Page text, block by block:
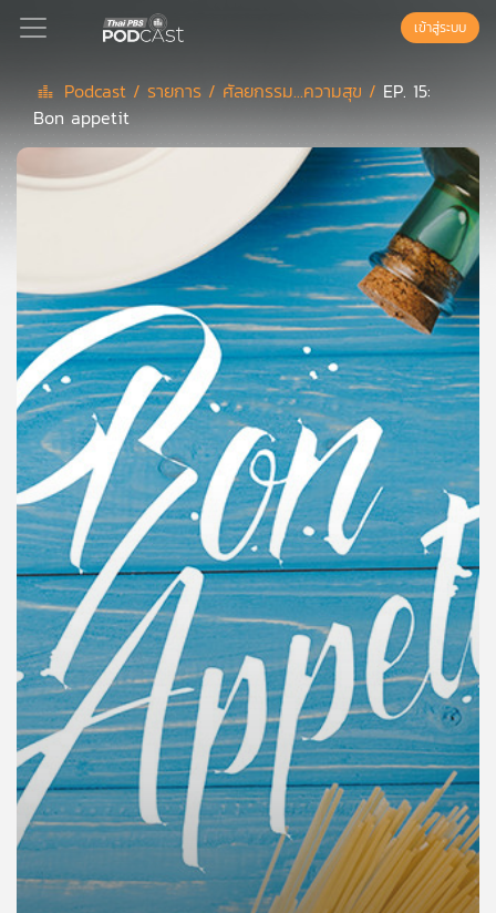
Podcast
แนะนำ
เพล
ย์
ลิ
สต์
ของ
คุณ
เพลง
บทความ
ข่าว
และ
กิจกรรม
เกี่ยว
เข้าสู่ระบบ
Podcast / รายการ / ศัลยกรรม...ความสุข / EP. 15:
Bon appetit